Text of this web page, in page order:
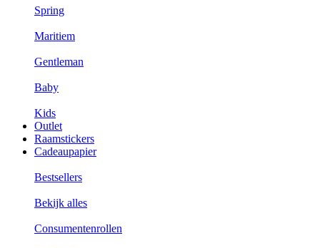
Spring
Maritiem
Gentleman
Baby
Kids
Outlet
Raamstickers
Cadeaupapier
Bestsellers
Bekijk alles
Consumentenrollen